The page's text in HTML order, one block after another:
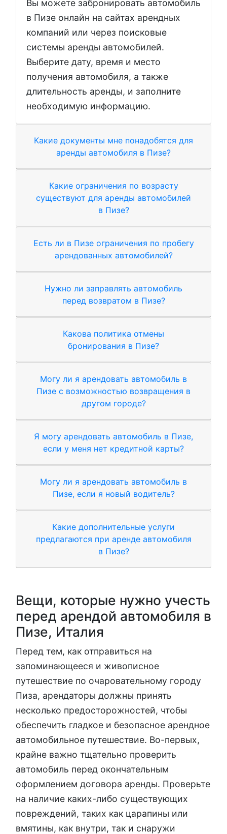
Вы можете забронировать автомобиль
в Пизе онлайн на сайтах арендных
компаний или через поисковые
системы аренды автомобилей.
Выберите дату, время и место
получения автомобиля, а также
длительность аренды, и заполните
необходимую информацию.
Какие документы мне понадобятся для
аренды автомобиля в Пизе?
Какие ограничения по возрасту
существуют для аренды автомобилей
в Пизе?
Есть ли в Пизе ограничения по пробегу
арендованных автомобилей?
Нужно ли заправлять автомобиль
перед возвратом в Пизе?
Какова политика отмены
бронирования в Пизе?
Могу ли я арендовать автомобиль в
Пизе с возможностью возвращения в
другом городе?
Я могу арендовать автомобиль в Пизе,
если у меня нет кредитной карты?
Могу ли я арендовать автомобиль в
Пизе, если я новый водитель?
Какие дополнительные услуги
предлагаются при аренде автомобиля
в Пизе?
Вещи, которые нужно учесть
перед арендой автомобиля в
Пизе, Италия
Перед тем, как отправиться на
запоминающееся и живописное
путешествие по очаровательному городу
Пиза, арендаторы должны принять
несколько предосторожностей, чтобы
обеспечить гладкое и безопасное арендное
автомобильное путешествие. Во-первых,
крайне важно тщательно проверить
автомобиль перед окончательным
оформлением договора аренды. Проверьте
на наличие каких-либо существующих
повреждений, таких как царапины или
вмятины, как внутри, так и снаружи